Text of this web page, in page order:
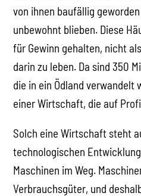
von ihnen baufällig
unbewohnt blieben. Diese
für Gewinn gehalten, nicht
darin zu leben. Da sind 350
die in ein Ödland verwandelt
einer Wirtschaft, die auf
Solch eine Wirtschaft steht
technologischen
Maschinen im Weg.
Verbrauchsgüter, und